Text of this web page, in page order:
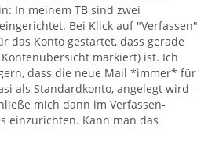
In meinem TB sind zwei
Bei Klick auf "Verfassen"
das Konto gestartet, dass gerade
markiert) ist. Ich
dass die neue Mail *immer* für
als Standardkonto, angelegt wird -
mich dann im Verfassen-
einzurichten. Kann man das